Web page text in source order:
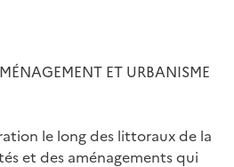
ET URBANISME
le long des littoraux de la
et des aménagements qui